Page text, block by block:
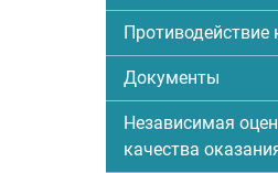
Противодействие
Документы
Независимая
качества